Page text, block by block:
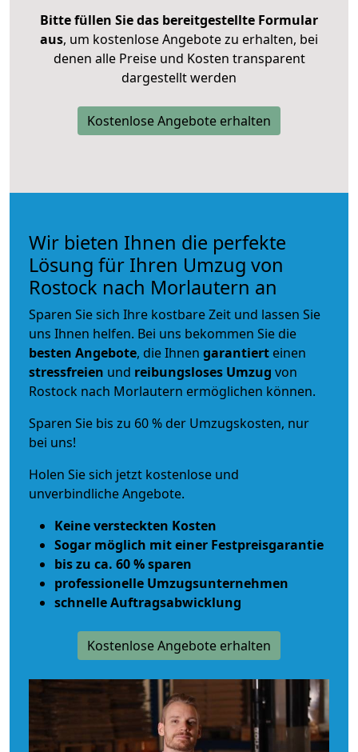
Bitte füllen Sie das bereitgestellte Formular
aus, um kostenlose Angebote zu erhalten, bei
denen alle Preise und Kosten transparent
dargestellt werden
Kostenlose Angebote erhalten
Wir bieten Ihnen die perfekte
Lösung für Ihren Umzug von
Rostock nach Morlautern an
Sparen Sie sich Ihre kostbare Zeit und lassen Sie
uns Ihnen helfen. Bei uns bekommen Sie die
besten Angebote, die Ihnen garantiert einen
stressfreien und reibungsloses Umzug von
Rostock nach Morlautern ermöglichen können.
Sparen Sie bis zu 60 % der Umzugskosten, nur
bei uns!
Holen Sie sich jetzt kostenlose und
unverbindliche Angebote.
Keine versteckten Kosten
Sogar möglich mit einer Festpreisgarantie
bis zu ca. 60 % sparen
professionelle Umzugsunternehmen
schnelle Auftragsabwicklung
Kostenlose Angebote erhalten